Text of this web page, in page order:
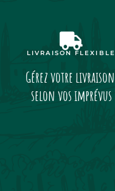
LIVRAISON FLEXIBLE
Gérez votre livraison
selon vos imprévus